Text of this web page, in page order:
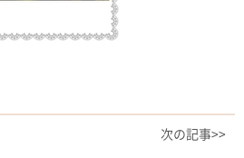
次の記事>>